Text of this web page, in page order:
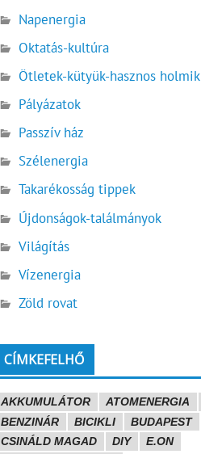
Napenergia
Oktatás-kultúra
Ötletek-kütyük-hasznos holmik
Pályázatok
Passzív ház
Szélenergia
Takarékosság tippek
Újdonságok-találmányok
Világítás
Vízenergia
Zöld rovat
CÍMKEFELHŐ
AKKUMULÁTOR ATOMENERGIA
BENZINÁR
BICIKLI
BUDAPEST
CSINÁLD MAGAD
DIY
E.ON